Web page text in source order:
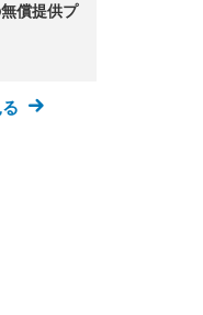
償提供プ